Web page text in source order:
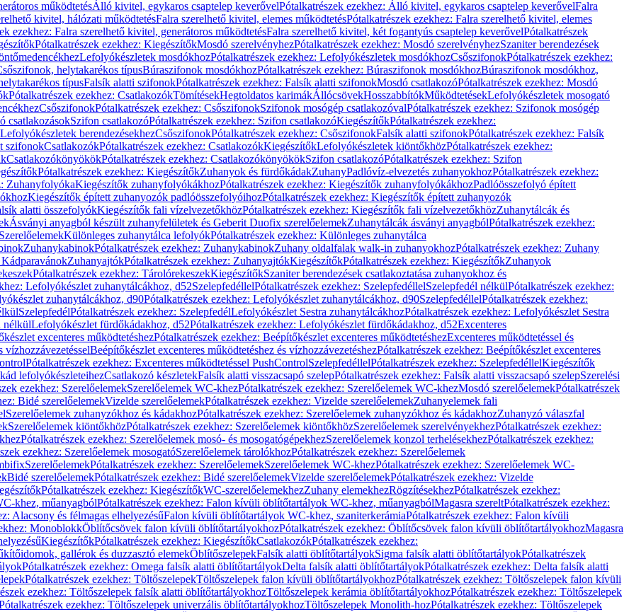
működtetésÁlló kivitel, egykaros csaptelep keverővelPótalkatrészek ezekhez: Álló kivitel, egykaros csaptelep keverővelFalra
kivitel, hálózati működtetésFalra szerelhető kivitel, elemes működtetésPótalkatrészek ezekhez: Falra szerelhető kivitel, elemes
ezekhez: Falra szerelhető kivitel, generátoros működtetésFalra szerelhető kivitel, két fogantyús csaptelep keverővelPótalkatrészek
Pótalkatrészek ezekhez: KiegészítőkMosdó szerelvényhezPótalkatrészek ezekhez: Mosdó szerelvényhezSzaniter berendezések
Lefolyókészletek mosdókhozPótalkatrészek ezekhez: Lefolyókészletek mosdókhozCsőszifonokPótalkatrészek ezekhez:
helytakarékos típusBúraszifonok mosdókhozPótalkatrészek ezekhez: Búraszifonok mosdókhozBúraszifonok mosdókhoz,
típusFalsík alatti szifonokPótalkatrészek ezekhez: Falsík alatti szifonokMosdó csatlakozóPótalkatrészek ezekhez: Mosdó
Pótalkatrészek ezekhez: CsatlakozókTömítésekHegtoldatos karimákÁllócsövekHosszabbítókMűködtetésekLefolyókészletek mosogató
CsőszifonokPótalkatrészek ezekhez: CsőszifonokSzifonok mosógép csatlakozóvalPótalkatrészek ezekhez: Szifonok mosógép
csatlakozásokSzifon csatlakozóPótalkatrészek ezekhez: Szifon csatlakozóKiegészítőkPótalkatrészek ezekhez:
berendezésekhezCsőszifonokPótalkatrészek ezekhez: CsőszifonokFalsík alatti szifonokPótalkatrészek ezekhez: Falsík
szifonokCsatlakozókPótalkatrészek ezekhez: CsatlakozókKiegészítőkLefolyókészletek kiöntőkhözPótalkatrészek ezekhez:
CsatlakozókönyökökPótalkatrészek ezekhez: CsatlakozókönyökökSzifon csatlakozóPótalkatrészek ezekhez: Szifon
Pótalkatrészek ezekhez: KiegészítőkZuhanyok és fürdőkádakZuhanyPadlóvíz-elvezetés zuhanyokhozPótalkatrészek ezekhez:
ZuhanyfolyókaKiegészítők zuhanyfolyókákhozPótalkatrészek ezekhez: Kiegészítők zuhanyfolyókákhozPadlóösszefolyó épített
Kiegészítők épített zuhanyozók padlóösszefolyóihozPótalkatrészek ezekhez: Kiegészítők épített zuhanyozók
alatti összefolyókKiegészítők fali vízelvezetőkhözPótalkatrészek ezekhez: Kiegészítők fali vízelvezetőkhözZuhanytálcák és
Ásványi anyagból készült zuhanyfelületek és Geberit Duofix szerelőelemekZuhanytálcák ásványi anyagbólPótalkatrészek ezekhez:
Különleges zuhanytálca lefolyókPótalkatrészek ezekhez: Különleges zuhanytálca
ZuhanykabinokPótalkatrészek ezekhez: ZuhanykabinokZuhany oldalfalak walk-in zuhanyokhozPótalkatrészek ezekhez: Zuhany
ZuhanyajtókPótalkatrészek ezekhez: ZuhanyajtókKiegészítőkPótalkatrészek ezekhez: KiegészítőkZuhanyok
Pótalkatrészek ezekhez: TárolórekeszekKiegészítőkSzaniter berendezések csatlakoztatása zuhanyokhoz és
Lefolyókészlet zuhanytálcákhoz, d52SzelepfedéllelPótalkatrészek ezekhez: SzelepfedéllelSzelepfedél nélkülPótalkatrészek ezekhez:
zuhanytálcákhoz, d90Pótalkatrészek ezekhez: Lefolyókészlet zuhanytálcákhoz, d90SzelepfedéllelPótalkatrészek ezekhez:
SzelepfedélPótalkatrészek ezekhez: SzelepfedélLefolyókészlet Sestra zuhanytálcákhozPótalkatrészek ezekhez: Lefolyókészlet Sestra
nélkülLefolyókészlet fürdőkádakhoz, d52Pótalkatrészek ezekhez: Lefolyókészlet fürdőkádakhoz, d52Excenteres
excenteres működtetéshezPótalkatrészek ezekhez: Beépítőkészlet excenteres működtetéshezExcenteres működtetéssel és
vízhozzávezetésselBeépítőkészlet excenteres működtetéshez és vízhozzávezetéshezPótalkatrészek ezekhez: Beépítőkészlet excenteres
Pótalkatrészek ezekhez: Excenteres működtetéssel PushControlSzelepfedéllelPótalkatrészek ezekhez: SzelepfedéllelKiegészítők
lefolyókészleteihezCsatlakozó készletekFalsík alatti visszacsapó szelepPótalkatrészek ezekhez: Falsík alatti visszacsapó szelepSzerelési
ezekhez: SzerelőelemekSzerelőelemek WC-khezPótalkatrészek ezekhez: Szerelőelemek WC-khezMosdó szerelőelemekPótalkatrészek
Bidé szerelőelemekVizelde szerelőelemekPótalkatrészek ezekhez: Vizelde szerelőelemekZuhanyelemek fali
Szerelőelemek zuhanyzókhoz és kádakhozPótalkatrészek ezekhez: Szerelőelemek zuhanyzókhoz és kádakhozZuhanyzó válaszfal
Szerelőelemek kiöntőkhözPótalkatrészek ezekhez: Szerelőelemek kiöntőkhözSzerelőelemek szerelvényekhezPótalkatrészek ezekhez:
Pótalkatrészek ezekhez: Szerelőelemek mosó- és mosogatógépekhezSzerelőelemek konzol terhelésekhezPótalkatrészek ezekhez:
ezekhez: Szerelőelemek mosogatóSzerelőelemek tárolókhozPótalkatrészek ezekhez: Szerelőelemek
SzerelőelemekPótalkatrészek ezekhez: SzerelőelemekSzerelőelemek WC-khezPótalkatrészek ezekhez: Szerelőelemek WC-
Bidé szerelőelemekPótalkatrészek ezekhez: Bidé szerelőelemekVizelde szerelőelemekPótalkatrészek ezekhez: Vizelde
Pótalkatrészek ezekhez: KiegészítőkWC-szerelőelemekhezZuhany elemekhezRögzítésekhezPótalkatrészek ezekhez:
khez, műanyagbólPótalkatrészek ezekhez: Falon kívüli öblítőtartályok WC-khez, műanyagbólMagasra szereltPótalkatrészek ezekhez:
Alacsony és félmagas elhelyezésűFalon kívüli öblítőtartályok WC-khez, szaniterkerámiaPótalkatrészek ezekhez: Falon kívüli
MonoblokkÖblítőcsövek falon kívüli öblítőtartályokhozPótalkatrészek ezekhez: Öblítőcsövek falon kívüli öblítőtartályokhozMagasra
KiegészítőkPótalkatrészek ezekhez: KiegészítőkCsatlakozókPótalkatrészek ezekhez:
gallérok és duzzasztó elemekÖblítőszelepekFalsík alatti öblítőtartályokSigma falsík alatti öblítőtartályokPótalkatrészek
Pótalkatrészek ezekhez: Omega falsík alatti öblítőtartályokDelta falsík alatti öblítőtartályokPótalkatrészek ezekhez: Delta falsík alatti
Pótalkatrészek ezekhez: TöltőszelepekTöltőszelepek falon kívüli öblítőtartályokhozPótalkatrészek ezekhez: Töltőszelepek falon kívüli
ezekhez: Töltőszelepek falsík alatti öblítőtartályokhozTöltőszelepek kerámia öblítőtartályokhozPótalkatrészek ezekhez: Töltőszelepek
ezekhez: Töltőszelepek univerzális öblítőtartályokhozTöltőszelepek Monolith-hozPótalkatrészek ezekhez: Töltőszelepek